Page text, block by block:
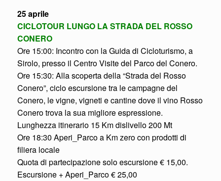
25 aprile
CICLOTOUR LUNGO LA STRADA DEL ROSSO
CONERO
Ore 15:00: Incontro con la Guida di Cicloturismo, a
Sirolo, presso il Centro Visite del Parco del Conero.
Ore 15:30: Alla scoperta della “Strada del Rosso
Conero”, ciclo escursione tra le campagne del
Conero, le vigne, vigneti e cantine dove il vino Rosso
Conero trova la sua migliore espressione.
Lunghezza itinerario 15 Km dislivello 200 Mt
Ore 18:30 Aperi_Parco a Km zero con prodotti di
filiera locale
Quota di partecipazione solo escursione € 15,00.
Escursione + Aperi_Parco € 25,00